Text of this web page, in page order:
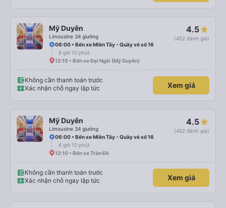
Mỹ Duyên
Limousine 34 giường
4.5
(452 đánh giá)
06:00 • Bến xe Miền Tây - Quầy vé số 16
6 giờ 10 phút
12:10 • Bến xe Đại Ngãi (Mỹ Duyên)
Không cần thanh toán trước
Xác nhận chỗ ngay lập tức
Xem giá
Mỹ Duyên
Limousine 34 giường
4.5
(452 đánh giá)
06:00 • Bến xe Miền Tây - Quầy vé số 16
6 giờ 10 phút
12:10 • Bến xe Trần Đề
Không cần thanh toán trước
Xác nhận chỗ ngay lập tức
Xem giá